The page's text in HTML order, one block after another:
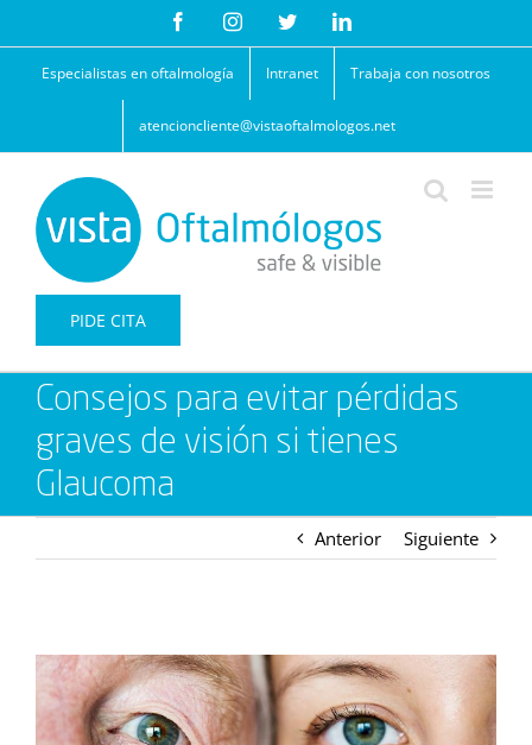
contenido
FacebookInstagramTwitterLinkedIn
Especialistas en oftalmología Intranet Trabaja con nosotros
atencioncliente@vistaoftalmologos.net
PIDE CITA
Consejos para evitar pérdidas
graves de visión si tienes
Glaucoma
Anterior Siguiente
Ver
imagen
más